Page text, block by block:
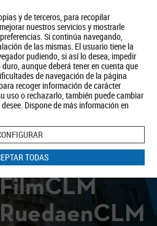
y de terceros, para recopilar
nuestros servicios y mostrarle
Si continúa navegando,
de las mismas. El usuario tiene la
pudiendo, si así lo desea, impedir
aunque deberá tener en cuenta que
de navegación de la página
recoger información de carácter
uso o rechazarlo, también puede cambiar
Dispone de más información en
TODAS
Turismo Política de Privacidad Aviso Legal
Política de Cookies
BUSCAR